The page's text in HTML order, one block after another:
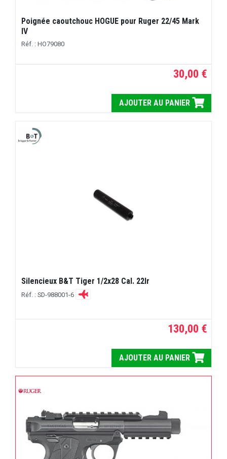
Poignée caoutchouc HOGUE pour Ruger 22/45 Mark
IV
Réf. : HO79080
30,00 €
AJOUTER AU PANIER
Silencieux B&T Tiger 1/2x28 Cal. 22lr
Réf. : SD-988001-6
130,00 €
AJOUTER AU PANIER